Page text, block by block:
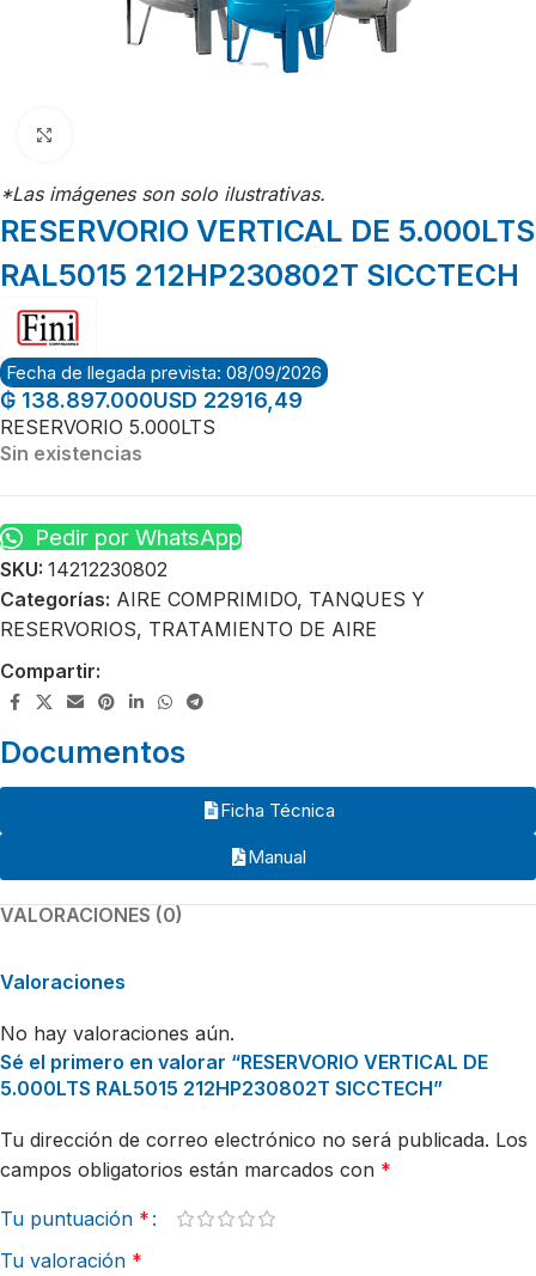
*Las imágenes son solo ilustrativas.
RESERVORIO VERTICAL DE 5.000LTS
RAL5015 212HP230802T SICCTECH
Fecha de llegada prevista: 08/09/2026
₲ 138.897.000USD 22916,49
RESERVORIO 5.000LTS
Sin existencias
Pedir por WhatsApp
SKU: 14212230802
Categorías: AIRE COMPRIMIDO, TANQUES Y
RESERVORIOS, TRATAMIENTO DE AIRE
Compartir:
Documentos
Ficha Técnica
Manual
VALORACIONES (0)
Valoraciones
No hay valoraciones aún.
Sé el primero en valorar “RESERVORIO VERTICAL DE
5.000LTS RAL5015 212HP230802T SICCTECH”
Tu dirección de correo electrónico no será publicada. Los
campos obligatorios están marcados con *
Tu puntuación *
Tu valoración *